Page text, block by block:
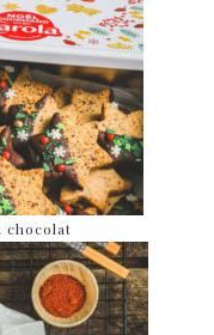
chocolat